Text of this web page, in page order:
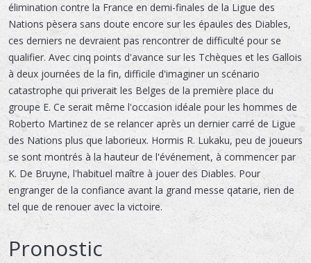
élimination contre la France en demi-finales de la Ligue des
Nations pèsera sans doute encore sur les épaules des Diables,
ces derniers ne devraient pas rencontrer de difficulté pour se
qualifier. Avec cinq points d'avance sur les Tchèques et les Gallois
à deux journées de la fin, difficile d'imaginer un scénario
catastrophe qui priverait les Belges de la première place du
groupe E. Ce serait même l'occasion idéale pour les hommes de
Roberto Martinez de se relancer après un dernier carré de Ligue
des Nations plus que laborieux. Hormis R. Lukaku, peu de joueurs
se sont montrés à la hauteur de l'événement, à commencer par
K. De Bruyne, l'habituel maître à jouer des Diables. Pour
engranger de la confiance avant la grand messe qatarie, rien de
tel que de renouer avec la victoire.
Pronostic